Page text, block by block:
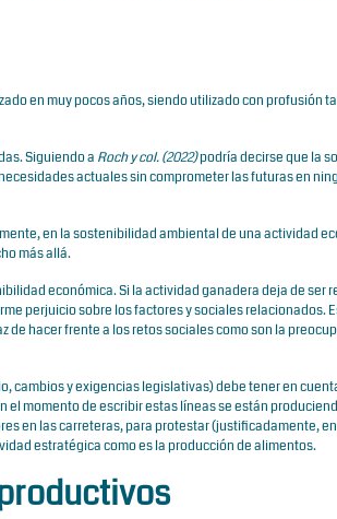
en muy pocos años, siendo utilizado con profusión
Siguiendo a Roch y col. (2022)podría decirse que la
actuales sin comprometer las futuras en
en la sostenibilidad ambiental de una actividad
más allá.
económica. Si la actividad ganadera deja de ser
perjuicio sobre los factores y sociales relacionados.
hacer frente a los retos sociales como son la
cambios y exigencias legislativas) debe tener en
momento de escribir estas líneas se están
en las carreteras, para protestar (justificadamente,
estratégica como es la producción de alimentos.